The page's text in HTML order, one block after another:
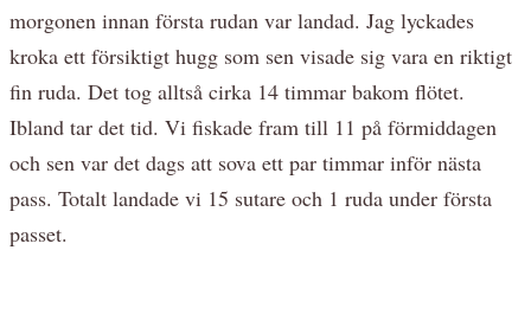
morgonen innan första rudan var landad. Jag lyckades
kroka ett försiktigt hugg som sen visade sig vara en riktigt
fin ruda. Det tog alltså cirka 14 timmar bakom flötet.
Ibland tar det tid. Vi fiskade fram till 11 på förmiddagen
och sen var det dags att sova ett par timmar inför nästa
pass. Totalt landade vi 15 sutare och 1 ruda under första
passet.